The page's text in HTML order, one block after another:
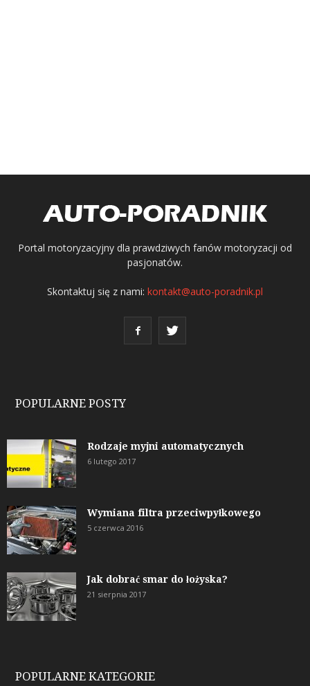
Portal motoryzacyjny dla prawdziwych fanów motoryzacji od
pasjonatów.
Skontaktuj się z nami: kontakt@auto-poradnik.pl
POPULARNE POSTY
Rodzaje myjni automatycznych
6 lutego 2017
Wymiana filtra przeciwpyłkowego
5 czerwca 2016
Jak dobrać smar do łożyska?
21 sierpnia 2017
POPULARNE KATEGORIE